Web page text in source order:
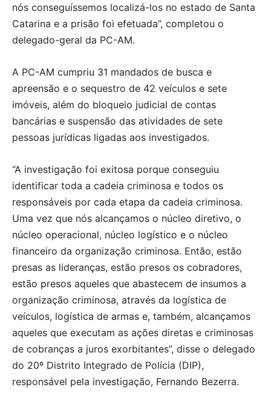
nós conseguíssemos localizá-los no estado de Santa
Catarina e a prisão foi efetuada”, completou o
delegado-geral da PC-AM.
A PC-AM cumpriu 31 mandados de busca e
apreensão e o sequestro de 42 veículos e sete
imóveis, além do bloqueio judicial de contas
bancárias e suspensão das atividades de sete
pessoas jurídicas ligadas aos investigados.
“A investigação foi exitosa porque conseguiu
identificar toda a cadeia criminosa e todos os
responsáveis por cada etapa da cadeia criminosa.
Uma vez que nós alcançamos o núcleo diretivo, o
núcleo operacional, núcleo logístico e o núcleo
financeiro da organização criminosa. Então, estão
presas as lideranças, estão presos os cobradores,
estão presos aqueles que abastecem de insumos a
organização criminosa, através da logística de
veículos, logística de armas e, também, alcançamos
aqueles que executam as ações diretas e criminosas
de cobranças a juros exorbitantes”, disse o delegado
do 20º Distrito Integrado de Polícia (DIP),
responsável pela investigação, Fernando Bezerra.